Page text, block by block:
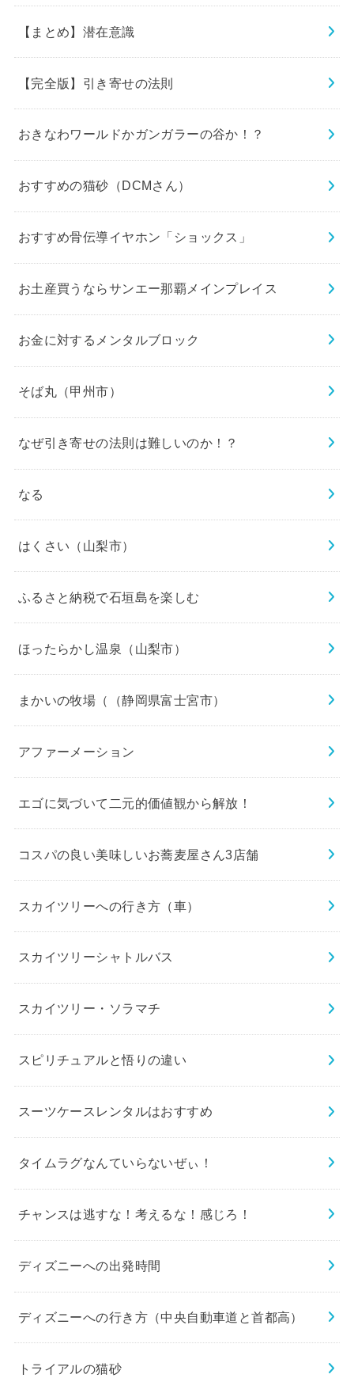
【まとめ】潜在意識
【完全版】引き寄せの法則
おきなわワールドかガンガラーの谷か！？
おすすめの猫砂（DCMさん）
おすすめ骨伝導イヤホン「ショックス」
お土産買うならサンエー那覇メインプレイス
お金に対するメンタルブロック
そば丸（甲州市）
なぜ引き寄せの法則は難しいのか！？
なる
はくさい（山梨市）
ふるさと納税で石垣島を楽しむ
ほったらかし温泉（山梨市）
まかいの牧場（（静岡県富士宮市）
アファーメーション
エゴに気づいて二元的価値観から解放！
コスパの良い美味しいお蕎麦屋さん3店舗
スカイツリーへの行き方（車）
スカイツリーシャトルバス
スカイツリー・ソラマチ
スピリチュアルと悟りの違い
スーツケースレンタルはおすすめ
タイムラグなんていらないぜぃ！
チャンスは逃すな！考えるな！感じろ！
ディズニーへの出発時間
ディズニーへの行き方（中央自動車道と首都高）
トライアルの猫砂